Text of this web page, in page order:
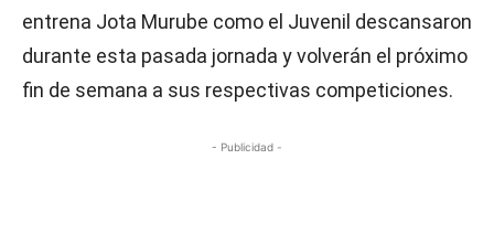
entrena Jota Murube como el Juvenil descansaron
durante esta pasada jornada y volverán el próximo
fin de semana a sus respectivas competiciones.
- Publicidad -